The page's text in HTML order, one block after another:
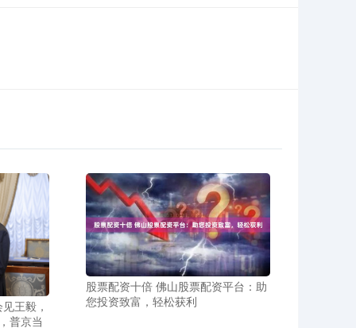
王毅，
普京当
股票配资十倍 佛山股票配资平台：助
您投资致富，轻松获利